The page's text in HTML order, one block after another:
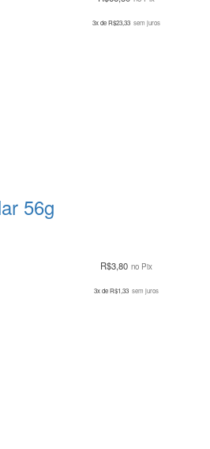
3x deR$23,33 sem juros
56g
R$3,80 no Pix
3x deR$1,33 sem juros